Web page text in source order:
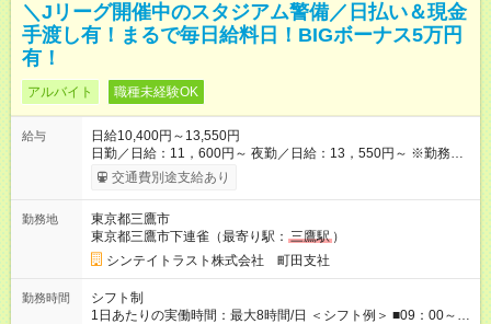
＼Jリーグ開催中のスタジアム警備／日払い＆現金
手渡し有！まるで毎日給料日！BIGボーナス5万円
有！
アルバイト 職種未経験OK
給与
日給10,400円～13,550円
日勤／日給：11，600円～ 夜勤／日給：13，550円～ ※勤務数
が週2日以下の場合 日勤／日給：10，400円 夜勤／日給：12，
350円 ■交通費別途全額支給 ※規定あり ■支払方法：日払い └日
⇒希望をお聞かせください♪ ■各種資格手当あり ■残業手当あり ■
日給保障あり └早く終わっても”全額”支給！ ・－・－・ ≪ 法定
研修 ≫ 研修時の給与： 日給10，000円×3日間（24時間） ＝研
修費として合計30，000円支給 ＋交通費全額支給 ※規定あり
【試用期間】試用期間なし
交通費別途支給あり
勤務地
東京都三鷹市
東京都三鷹市下連雀（最寄り駅： 三鷹駅 ）
シンテイトラスト株式会社 町田支社
勤務時間
シフト制
1日あたりの実働時間：最大8時間/日 ＜シフト例＞ ■09：00～